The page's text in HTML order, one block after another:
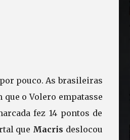
pouco. As brasileiras
que o Volero empatasse
fez 14 pontos de
que Macris deslocou